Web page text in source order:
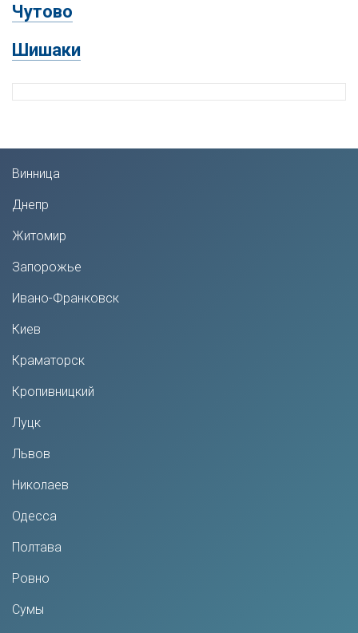
Чутово
Шишаки
Винница
Днепр
Житомир
Запорожье
Ивано-Франковск
Киев
Краматорск
Кропивницкий
Луцк
Львов
Николаев
Одесса
Полтава
Ровно
Сумы